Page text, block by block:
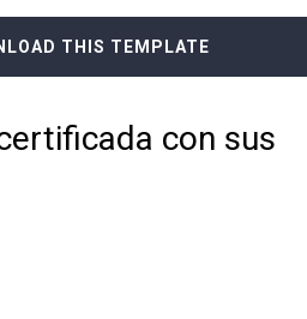
la frontera
y recupera terrenos en
entrega compensación a
protege el agua mediante
de combustibles y 46 millones
THIS TEMPLATE
con sus